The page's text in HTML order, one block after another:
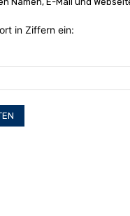
in Ziffern ein: